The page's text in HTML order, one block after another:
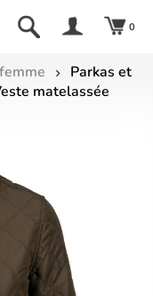
0
femme
Parkas et
matelassée